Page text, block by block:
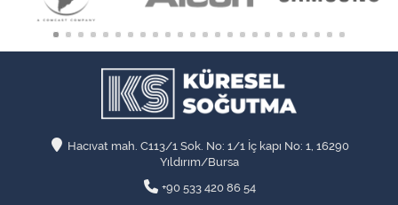
Hacıvat mah. C113/1 Sok. No: 1/1 İç kapı No: 1, 16290
Yıldırım/Bursa
+90 533 420 86 54